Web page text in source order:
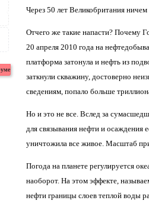
Через 50 лет Великобритания
Отчего же такие напасти? Почему
20 апреля 2010 года на
платформа затонула и нефть из
заткнули скважину, достоверно
сведениям, попало больше
Но и это не все. Вслед за
для связывания нефти и осаждения
уничтожила все живое. Масштаб
Погода на планете регулируется
наоборот. На этом эффекте,
нефти границы слоев теплой воды